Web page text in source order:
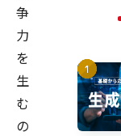
争
力
を
生
む
の